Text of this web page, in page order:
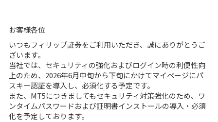
お客様各位
いつもフィリップ証券をご利用いただき、誠にありがとうご
ざいます。
当社では、セキュリティの強化およびログイン時の利便性向
上のため、2026年6月中旬から下旬にかけてマイページにパ
スキー認証を導入し、必須化する予定です。
また、MT5につきましてもセキュリティ対策強化のため、ワ
ンタイムパスワードおよび証明書インストールの導入・必須
化を予定しております。